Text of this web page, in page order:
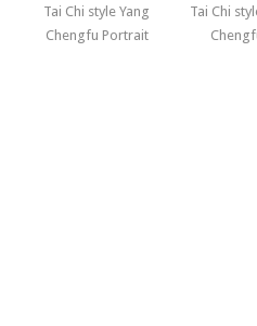
Tai Chi style Yang
Chengfu Portrait
Tai Chi